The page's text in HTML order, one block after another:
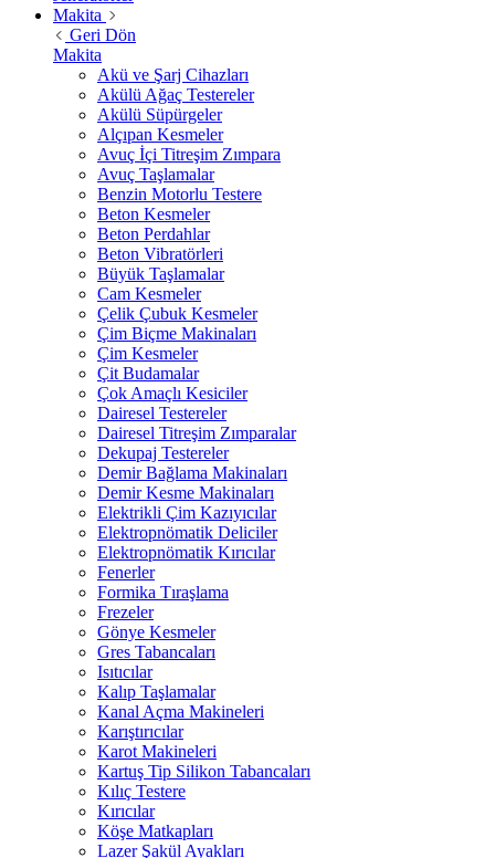
Makita
Geri Dön
Makita
Akü ve Şarj Cihazları
Akülü Ağaç Testereler
Akülü Süpürgeler
Alçıpan Kesmeler
Avuç İçi Titreşim Zımpara
Avuç Taşlamalar
Benzin Motorlu Testere
Beton Kesmeler
Beton Perdahlar
Beton Vibratörleri
Büyük Taşlamalar
Cam Kesmeler
Çelik Çubuk Kesmeler
Çim Biçme Makinaları
Çim Kesmeler
Çit Budamalar
Çok Amaçlı Kesiciler
Dairesel Testereler
Dairesel Titreşim Zımparalar
Dekupaj Testereler
Demir Bağlama Makinaları
Demir Kesme Makinaları
Elektrikli Çim Kazıyıcılar
Elektropnömatik Deliciler
Elektropnömatik Kırıcılar
Fenerler
Formika Tıraşlama
Frezeler
Gönye Kesmeler
Gres Tabancaları
Isıtıcılar
Kalıp Taşlamalar
Kanal Açma Makineleri
Karıştırıcılar
Karot Makineleri
Kartuş Tip Silikon Tabancaları
Kılıç Testere
Kırıcılar
Köşe Matkapları
Lazer Şakül Ayakları